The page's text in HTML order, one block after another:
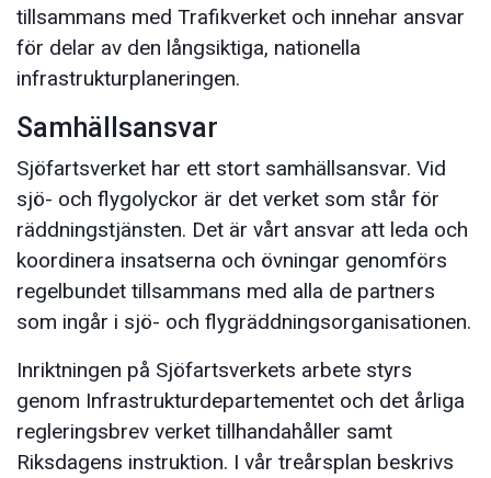
tillsammans med Trafikverket och innehar ansvar
för delar av den långsiktiga, nationella
infrastrukturplaneringen.
Samhällsansvar
Sjöfartsverket har ett stort samhällsansvar. Vid
sjö- och flygolyckor är det verket som står för
räddningstjänsten. Det är vårt ansvar att leda och
koordinera insatserna och övningar genomförs
regelbundet tillsammans med alla de partners
som ingår i sjö- och flygräddningsorganisationen.
Inriktningen på Sjöfartsverkets arbete styrs
genom Infrastrukturdepartementet och det årliga
regleringsbrev verket tillhandahåller samt
Riksdagens instruktion. I vår treårsplan beskrivs